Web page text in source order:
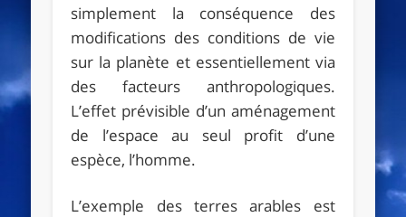
simplement la conséquence des
modifications des conditions de vie
sur la planète et essentiellement via
des facteurs anthropologiques.
L’effet prévisible d’un aménagement
de l’espace au seul profit d’une
espèce, l’homme.
L’exemple des terres arables est